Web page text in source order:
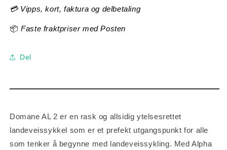
Grey)
Grey)
💳 Vipps, kort, faktura og delbetaling
📦Faste fraktpriser med Posten
Del
Domane AL 2 er en rask og allsidig ytelsesrettet
landeveissykkel som er et prefekt utgangspunkt for alle
som tenker å begynne med landeveissykling. Med Alpha